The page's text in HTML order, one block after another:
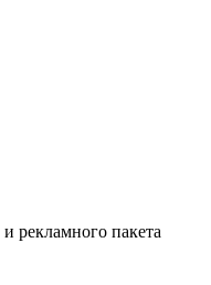
рекламного пакета